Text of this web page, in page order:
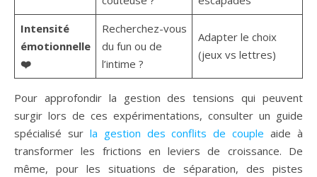
Intensité
émotionnelle
❤️
Recherchez-vous
du fun ou de
l’intime ?
Adapter le choix
(jeux vs lettres)
Pour approfondir la gestion des tensions qui peuvent
surgir lors de ces expérimentations, consulter un guide
spécialisé sur la gestion des conflits de couple aide à
transformer les frictions en leviers de croissance. De
même, pour les situations de séparation, des pistes